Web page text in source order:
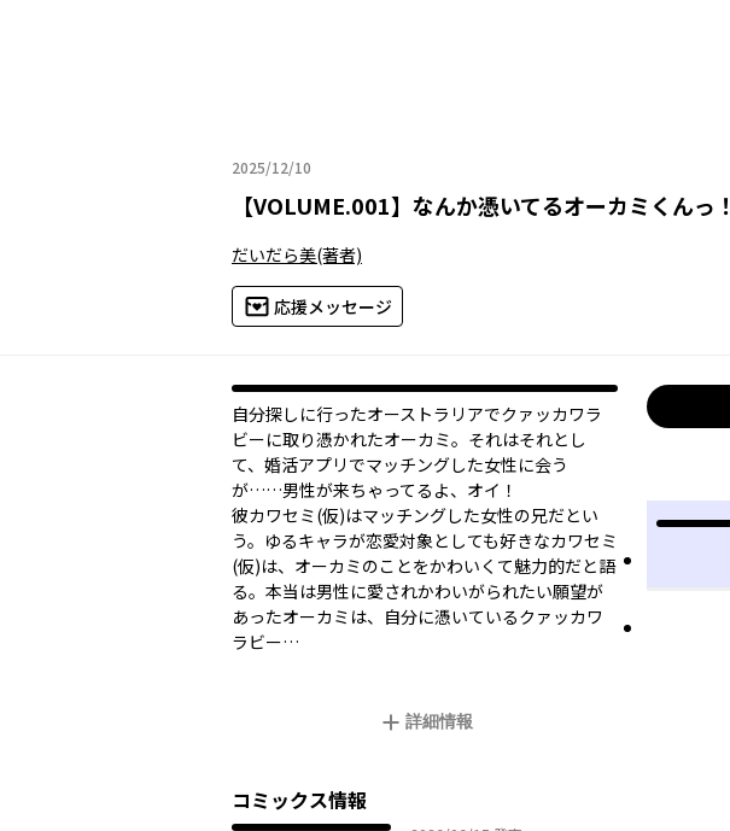
2025/12/10
2025年12月10日
【VOLUME.001】 なんか憑いてるオーカミくんっ！
だいだら美(著者)
応援メッセージ
自分探しに行ったオーストラリアでクァッカワラ
ビーに取り憑かれたオーカミ。それはそれとし
て、婚活アプリでマッチングした女性に会う
が……男性が来ちゃってるよ、オイ！
彼――カワセミ(仮)はマッチングした女性の兄だとい
う。ゆるキャラが恋愛対象としても好きなカワセミ
(仮)は、オーカミのことをかわいくて魅力的だと語
る。本当は男性に愛されかわいがられたい願望が
あったオーカミは、自分に憑いているクァッカワ
ラビー…
詳細情報
コミックス情報